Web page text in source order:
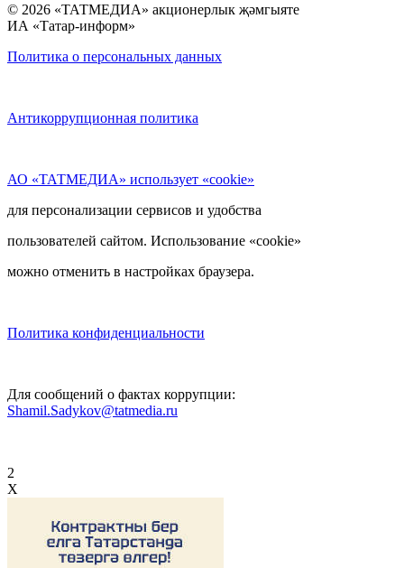
© 2026 «ТАТМЕДИА» акционерлык җәмгыяте
ИА «Татар-информ»
Политика о персональных данных
Антикоррупционная политика
АО «ТАТМЕДИА» использует «cookie»
для персонализации сервисов и удобства
пользователей сайтом. Использование «cookie»
можно отменить в настройках браузера.
Политика конфиденциальности
Для сообщений о фактах коррупции:
Shamil.Sadykov@tatmedia.ru
2
X